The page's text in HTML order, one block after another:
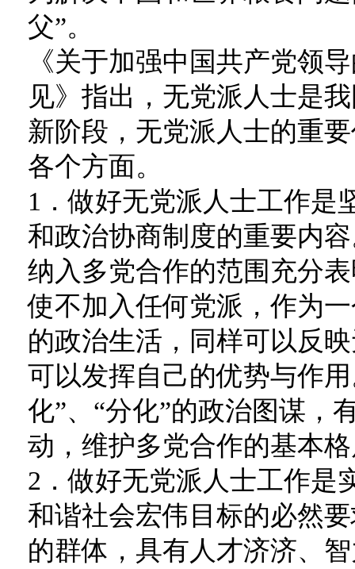
父”。
《关于加强中国共产党领
见》指出，无党派人士是
新阶段，无党派人士的重
各个方面。
1．做好无党派人士工作是
和政治协商制度的重要内
纳入多党合作的范围充分
使不加入任何党派，作为
的政治生活，同样可以反
可以发挥自己的优势与作
化”、“分化”的政治图谋，
动，维护多党合作的基本
2．做好无党派人士工作是
和谐社会宏伟目标的必然
的群体，具有人才济济、